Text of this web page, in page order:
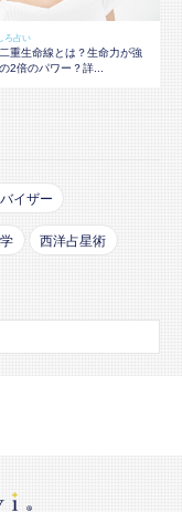
ろ占い
二重生命線とは？生命力が強
2倍のパワー？詳...
イザー
西洋占星術